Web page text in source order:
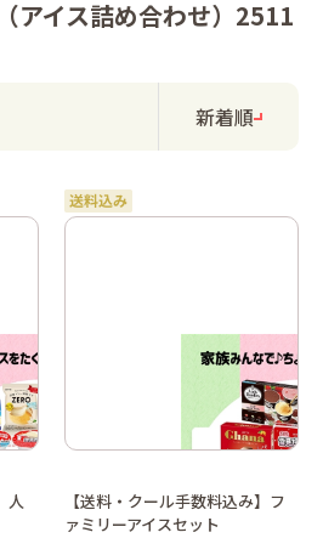
アイス詰め合わせ）2511
新着順
人
【送料・クール手数料込み】フ
ァミリーアイスセット